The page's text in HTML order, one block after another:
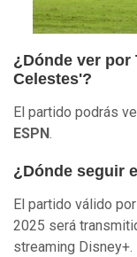
¿Dónde ver por
Celestes'?
El partido podrás
ESPN.
¿Dónde seguir
El partido válido
2025 será
streaming Disney+.